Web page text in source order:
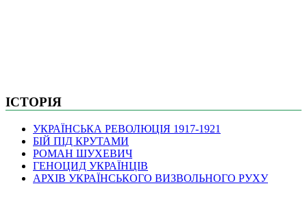
ІСТОРІЯ
УКРАЇНСЬКА РЕВОЛЮЦІЯ 1917-1921
БІЙ ПІД КРУТАМИ
РОМАН ШУХЕВИЧ
ГЕНОЦИД УКРАЇНЦІВ
АРХІВ УКРАЇНСЬКОГО ВИЗВОЛЬНОГО РУХУ